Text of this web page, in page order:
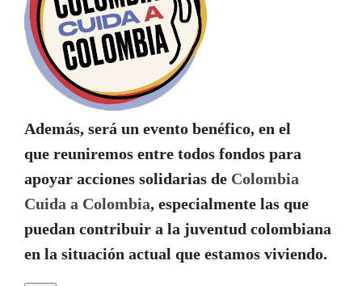
Además, será un evento benéfico, en el
que reuniremos entre todos fondos para
apoyar acciones solidarias de Colombia
Cuida a Colombia, especialmente las que
puedan contribuir a la juventud colombiana
en la situación actual que estamos viviendo.